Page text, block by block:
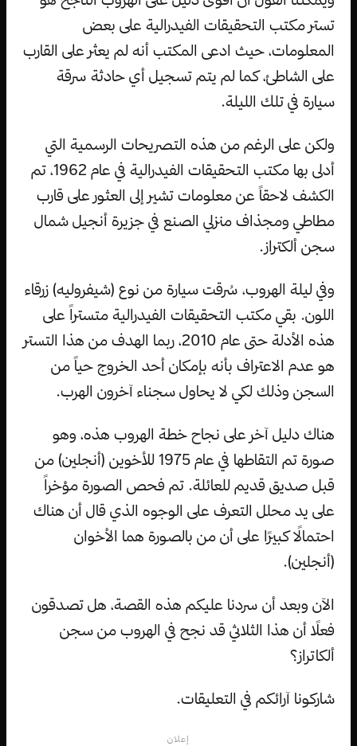
تستر مكتب التحقيقات الفيدرالية على بعض
المعلومات، حيث ادعى المكتب أنه لم يعثر على القارب
على الشاطئ، كما لم يتم تسجيل أي حادثة سرقة
سيارة في تلك الليلة.
ولكن على الرغم من هذه التصريحات الرسمية التي
أدلى بها مكتب التحقيقات الفيدرالية في عام 1962، تم
الكشف لاحقاً عن معلومات تشير إلى العثور على قارب
مطاطي ومجذاف منزلي الصنع في جزيرة أنجيل شمال
سجن ألكتراز.
وفي ليلة الهروب، سُرقت سيارة من نوع (شيفروليه) زرقاء
اللون. بقي مكتب التحقيقات الفيدرالية متستراً على
هذه الأدلة حتى عام 2010، ربما الهدف من هذا التستر
هو عدم الاعتراف بأنه بإمكان أحد الخروج حياً من
السجن وذلك لكي لا يحاول سجناء آخرون الهرب.
هناك دليل آخر على نجاح خطة الهروب هذه، وهو
صورة تم التقاطها في عام 1975 للأخوين (أنجلين) من
قبل صديق قديم للعائلة. تم فحص الصورة مؤخراً
على يد محلل التعرف على الوجوه الذي قال أن هناك
احتمالًا كبيرًا على أن من بالصورة هما الأخوان
(أنجلين).
الآن وبعد أن سردنا عليكم هذه القصة، هل تصدقون
فعلًا أن هذا الثلاثي قد نجح في الهروب من سجن
ألكاتراز؟
شاركونا آرائكم في التعليقات.
إعلان